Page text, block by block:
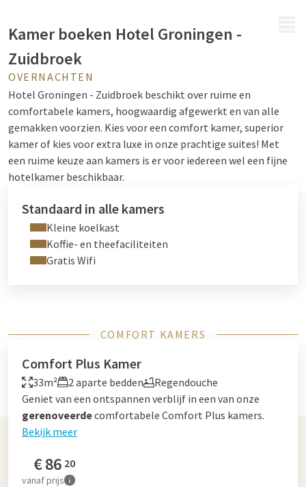
Kamer boeken Hotel Groningen -
Zuidbroek
OVERNACHTEN
Hotel Groningen - Zuidbroek beschikt over ruime en
comfortabele kamers, hoogwaardig afgewerkt en van alle
gemakken voorzien. Kies voor een comfort kamer, superior
kamer of kies voor extra luxe in onze prachtige suites! Met
een ruime keuze aan kamers is er voor iedereen wel een fijne
hotelkamer beschikbaar.
Standaard in alle kamers
Kleine koelkast
Koffie- en theefaciliteiten
Gratis Wifi
COMFORT KAMERS
Comfort Plus Kamer
33m² 2 aparte bedden
Regendouche
Geniet van een ontspannen verblijf in een van onze
gerenoveerdecomfortabele Comfort Plus kamers.
Bekijk meer
€86 20
vanafprijs